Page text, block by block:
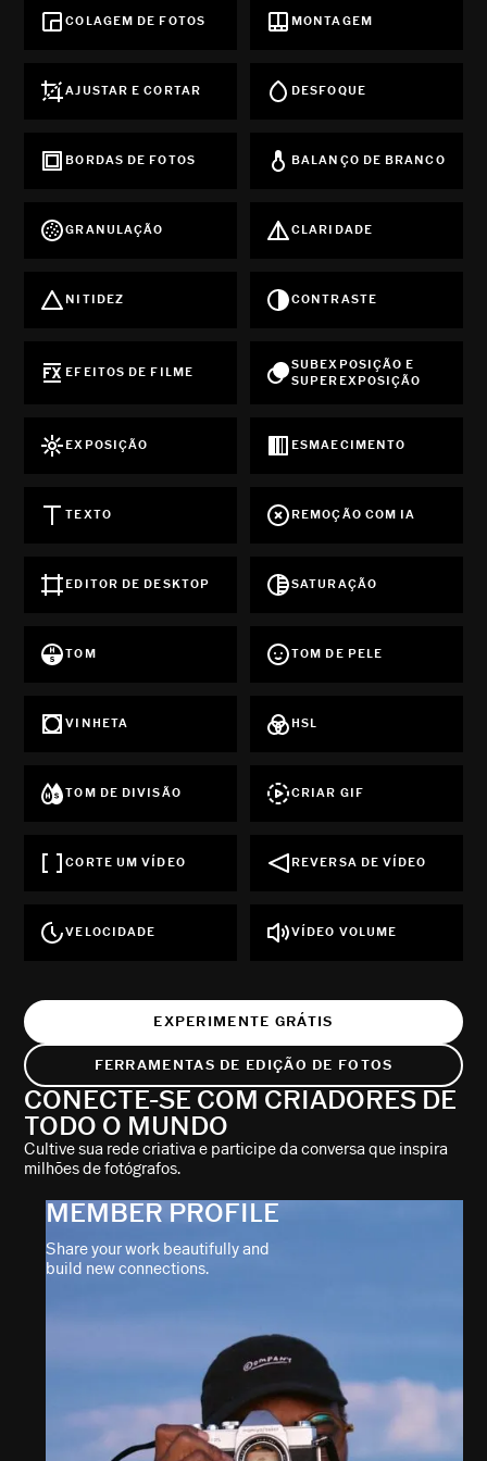
COLAGEM DE FOTOS MONTAGEM
AJUSTAR E CORTAR DESFOQUE
BORDAS DE FOTOS BALANÇO DE BRANCO
GRANULAÇÃO CLARIDADE
NITIDEZ CONTRASTE
EFEITOS DE FILME
SUBEXPOSIÇÃO E
SUPEREXPOSIÇÃO
EXPOSIÇÃO ESMAECIMENTO
TEXTO REMOÇÃO COM IA
EDITOR DE DESKTOP SATURAÇÃO
TOM TOM DE PELE
VINHETA HSL
TOM DE DIVISÃO CRIAR GIF
CORTE UM VÍDEO REVERSA DE VÍDEO
VELOCIDADE VÍDEO VOLUME
EXPERIMENTE GRÁTIS
FERRAMENTAS DE EDIÇÃO DE FOTOS
CONECTE-SE COM CRIADORES DE
TODO O MUNDO
Cultive sua rede criativa e participe da conversa que inspira
milhões de fotógrafos.
MEMBER PROFILE
Share your work beautifully and
build new connections.